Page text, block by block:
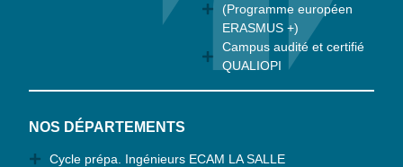
(Programme européen
ERASMUS +)
Campus audité et certifié
QUALIOPI
NOS DÉPARTEMENTS
Cycle prépa. Ingénieurs ECAM LA SALLE